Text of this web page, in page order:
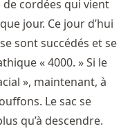
cordées qui vient
jour. Ce jour d’hui
sont succédés et se
« 4000. » Si le
», maintenant, à
Le sac se
qu’à descendre.